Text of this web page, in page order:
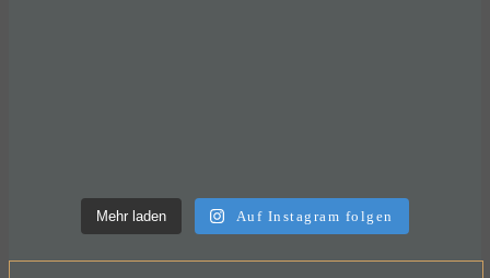
Mehr laden Auf Instagram folgen